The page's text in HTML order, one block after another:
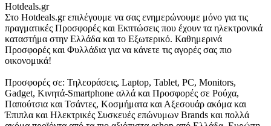
Hotdeals.gr
Στο Hotdeals.gr επιλέγουμε να σας ενημερώνουμε μόνο για τις
πραγματικές Προσφορές και Εκπτώσεις που έχουν τα ηλεκτρονικά
καταστήμα στην Ελλάδα και το Εξωτερικό. Καθημερινά
Προσφορές και Φυλλάδια για να κάνετε τις αγορές σας πιο
οικονομικά!
Προσφορές σε: Τηλεοράσεις, Laptop, Tablet, PC, Monitors,
Gadget, Κινητά-Smartphone αλλά και Προσφορές σε Ρούχα,
Παπούτσια και Τσάντες, Κοσμήματα και Αξεσουάρ ακόμα και
Έπιπλα και Ηλεκτρικές Συσκευές επώνυμων Brands και πολλά